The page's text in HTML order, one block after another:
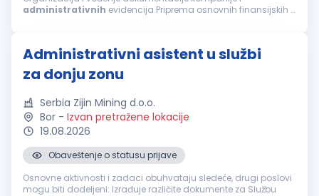
administrativnih evidencija Priprema osnovnih finansijskih i
Administrativni asistent u službi
za donju zonu
Serbia Zijin Mining d.o.o.
Bor - Izvan pretražene lokacije
19.08.2026
Obaveštenje o statusu prijave
Osnovne aktivnosti i zadaci obuhvataju sledeće, drugi poslovi
mogu biti dodeljeni: Izrađuje različite dokumente za Službu